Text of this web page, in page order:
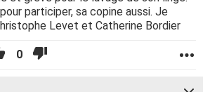
participer, sa copine aussi. Je
Levet et Catherine Bordier
0